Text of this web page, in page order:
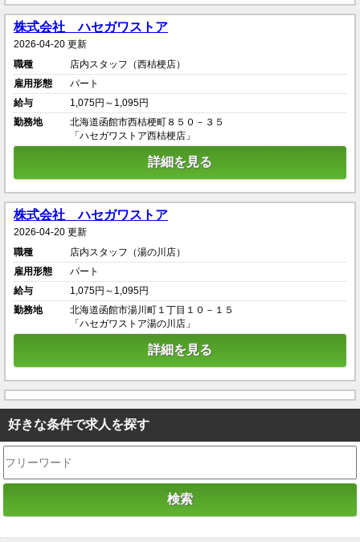
株式会社 ハセガワストア
2026-04-20 更新
職種
店内スタッフ（西桔梗店）
雇用形態
パート
給与
1,075円～1,095円
勤務地
北海道函館市西桔梗町８５０－３５
「ハセガワストア西桔梗店」
詳細を見る
株式会社 ハセガワストア
2026-04-20 更新
職種
店内スタッフ（湯の川店）
雇用形態
パート
給与
1,075円～1,095円
勤務地
北海道函館市湯川町１丁目１０－１５
「ハセガワストア湯の川店」
詳細を見る
好きな条件で求人を探す